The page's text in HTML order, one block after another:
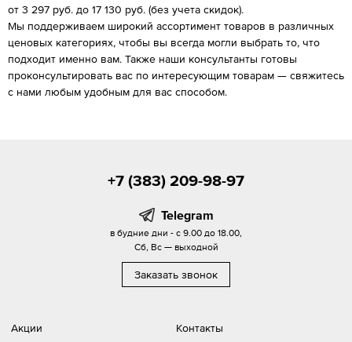
от 3 297 руб. до 17 130 руб. (без учета скидок).
Мы поддерживаем широкий ассортимент товаров в различных
ценовых категориях, чтобы вы всегда могли выбрать то, что
подходит именно вам. Также наши консультанты готовы
проконсультировать вас по интересующим товарам — свяжитесь
с нами любым удобным для вас способом.
Акции
Контакты
+7 (383) 209-98-97
Telegram
в будние дни - с 9.00 до 18.00,
Сб, Вс — выходной
Заказать звонок